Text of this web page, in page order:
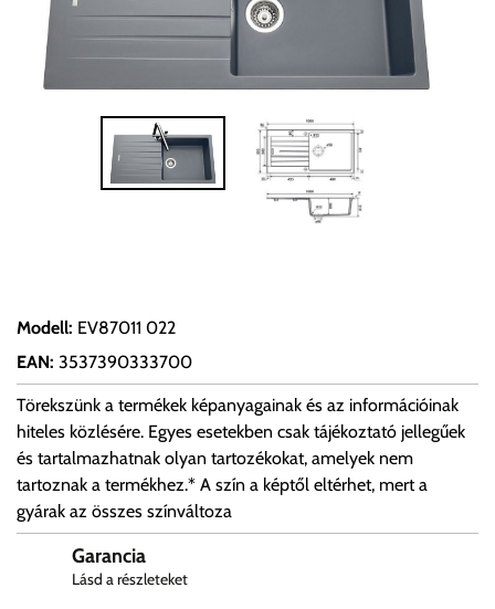
Modell: EV87011 022
EAN: 3537390333700
Törekszünk a termékek képanyagainak és az információinak
hiteles közlésére. Egyes esetekben csak tájékoztató jellegűek
és tartalmazhatnak olyan tartozékokat, amelyek nem
tartoznak a termékhez.* A szín a képtől eltérhet, mert a
gyárak az összes színváltoza
Garancia
Lásd a részleteket